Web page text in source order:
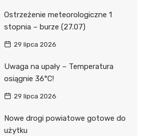
Ostrzeżenie meteorologiczne 1
stopnia – burze (27.07)
29 lipca 2026
Uwaga na upały – Temperatura
osiągnie 36°C!
29 lipca 2026
Nowe drogi powiatowe gotowe do
użytku